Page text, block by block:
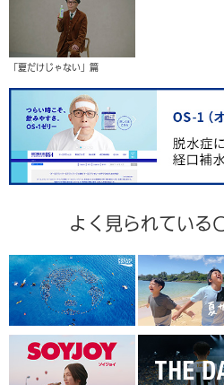
「夏だけじゃない」篇
よく見られている